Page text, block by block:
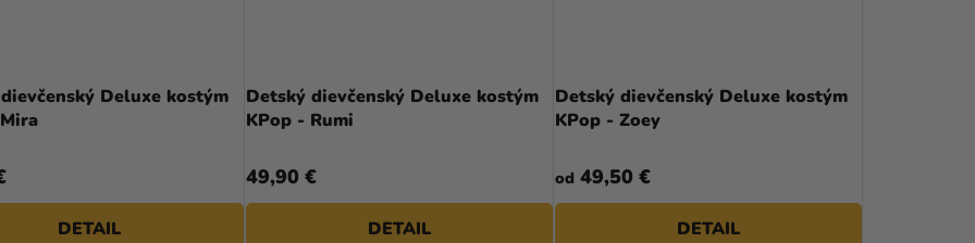
Deluxe kostým
DETAIL
Detský dievčenský Deluxe kostým
KPop - Rumi
49,90 €
DETAIL
Detský dievčenský Deluxe kostým
KPop - Zoey
od 49,50 €
DETAIL